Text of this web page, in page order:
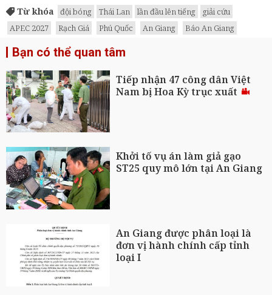
Từ khóa đội bóng Thái Lan lần đầu lên tiếng
giải cứu
APEC 2027
Rạch Giá Phú Quốc An Giang Báo An Giang
Bạn có thể quan tâm
Tiếp nhận 47 công dân Việt
Nam bị Hoa Kỳ trục xuất
Khởi tố vụ án làm giả gạo
ST25 quy mô lớn tại An Giang
An Giang được phân loại là
đơn vị hành chính cấp tỉnh
loại I